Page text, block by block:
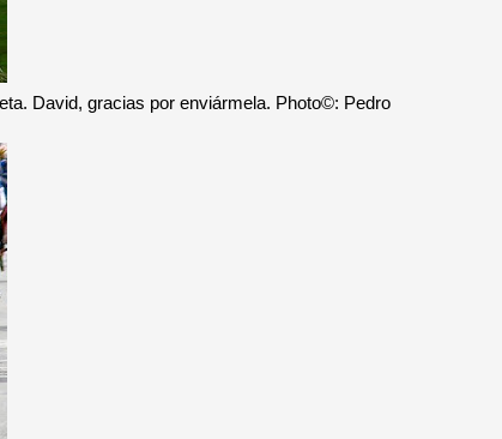
David, gracias por enviármela. Photo©: Pedro